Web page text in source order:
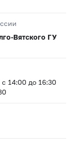
Вятского ГУ
14:00 до 16:30